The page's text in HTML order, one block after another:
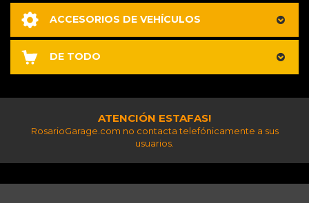
ACCESORIOS DE VEHÍCULOS
DE TODO
ATENCIÓN ESTAFAS!
RosarioGarage.com no contacta telefónicamente a sus
usuarios.